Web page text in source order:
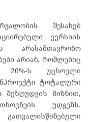
შესახებ
ვერსიის
არასამთავრობო
არიან, რომლებიც
20%-ს უცხოელი
ტოტალური
შეზღუდვის მიზნით,
უდგენს.